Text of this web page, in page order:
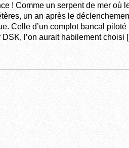
! Comme un serpent de mer où
un an après le
Celle d’un complot bancal
l’on aurait habilement choisi